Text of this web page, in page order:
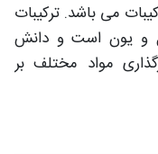
می باشد. ترکیبات
و یون است و دانش
مواد مختلف بر